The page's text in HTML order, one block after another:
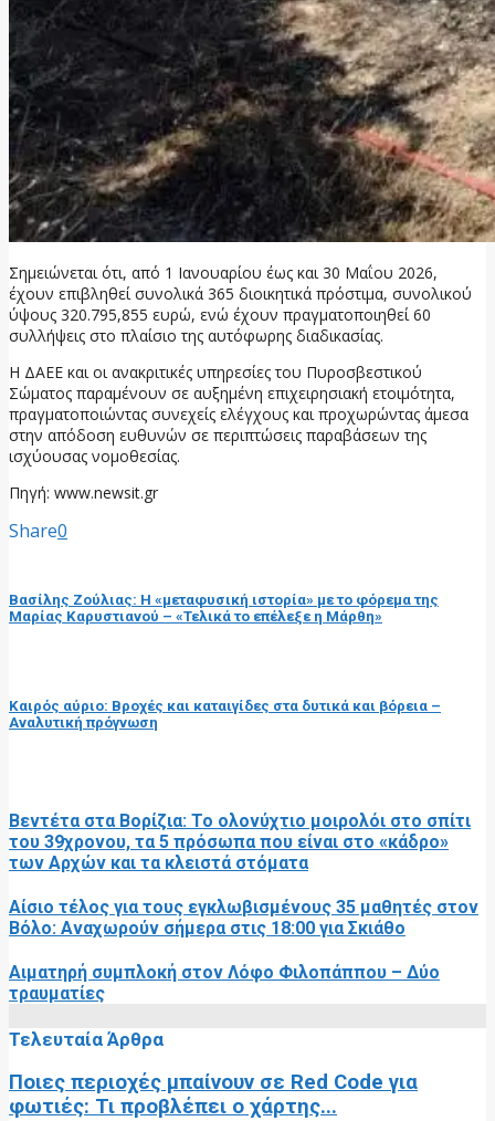
Σημειώνεται ότι, από 1 Ιανουαρίου έως και 30 Μαΐου 2026,
έχουν επιβληθεί συνολικά 365 διοικητικά πρόστιμα, συνολικού
ύψους 320.795,855 ευρώ, ενώ έχουν πραγματοποιηθεί 60
συλλήψεις στο πλαίσιο της αυτόφωρης διαδικασίας.
Η ΔΑΕΕ και οι ανακριτικές υπηρεσίες του Πυροσβεστικού
Σώματος παραμένουν σε αυξημένη επιχειρησιακή ετοιμότητα,
πραγματοποιώντας συνεχείς ελέγχους και προχωρώντας άμεσα
στην απόδοση ευθυνών σε περιπτώσεις παραβάσεων της
ισχύουσας νομοθεσίας.
Πηγή: www.newsit.gr
Share0
Βασίλης Ζούλιας: Η «μεταφυσική ιστορία» με το φόρεμα της
Μαρίας Καρυστιανού – «Τελικά το επέλεξε η Μάρθη»
Καιρός αύριο: Βροχές και καταιγίδες στα δυτικά και βόρεια –
Αναλυτική πρόγνωση
Βεντέτα στα Βορίζια: Το ολονύχτιο μοιρολόι στο σπίτι
του 39χρονου, τα 5 πρόσωπα που είναι στο «κάδρο»
των Αρχών και τα κλειστά στόματα
Αίσιο τέλος για τους εγκλωβισμένους 35 μαθητές στον
Βόλο: Αναχωρούν σήμερα στις 18:00 για Σκιάθο
Αιματηρή συμπλοκή στον Λόφο Φιλοπάππου – Δύο
τραυματίες
Τελευταία Άρθρα
Ποιες περιοχές μπαίνουν σε Red Code για
φωτιές: Τι προβλέπει ο χάρτης...